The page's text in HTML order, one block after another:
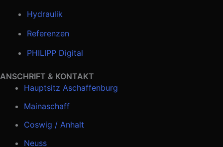
Hydraulik
Referenzen
PHILIPP Digital
ANSCHRIFT & KONTAKT
Hauptsitz Aschaffenburg
Mainaschaff
Coswig / Anhalt
Neuss